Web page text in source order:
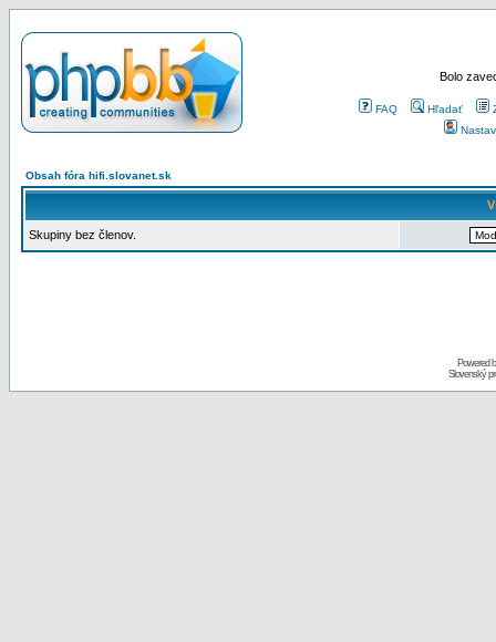
Bolo
FAQ Hľadať
Obsah fóra hifi.slovanet.sk
Skupiny bez členov.
Powered
Slovenský